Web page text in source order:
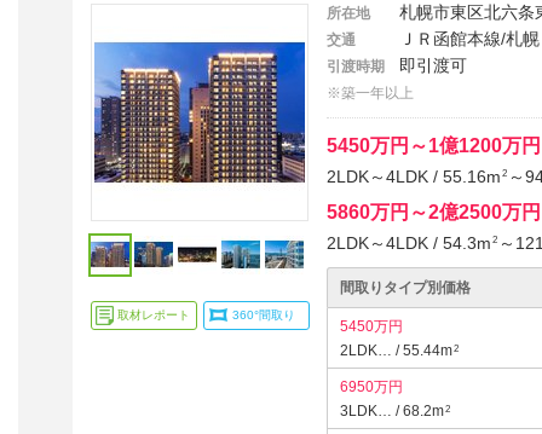
取材レポート 360°間取り
所在地 札幌市東区北六条
交通 ＪＲ函館本線/札
引渡時期 即引渡可
※築一年以上
5450万円～1億1200万円
2LDK～4LDK / 55.16m 2 ～
5860万円～2億2500万円
2LDK～4LDK / 54.3m 2 ～
間取りタイプ別価格
5450万円
2LDK… / 55.44m2
6950万円
3LDK… / 68.2m2